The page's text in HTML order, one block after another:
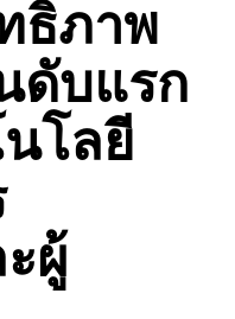
ธิภาพ
ดับแรก
โลยี
ผู้